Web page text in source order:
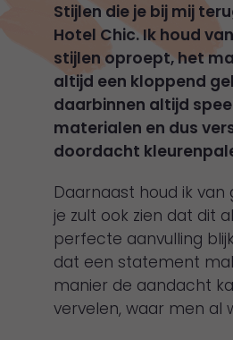
Stijlen die je bij mij
Hotel Chic. Ik houd
stijlen oproept, het
altijd een kloppend
daarbinnen altijd
materialen en dus
doordacht
Daarnaast houd ik
je zult ook zien dat dit
perfecte aanvulling
dat een statement
manier de aandacht
vervelen, waar men al